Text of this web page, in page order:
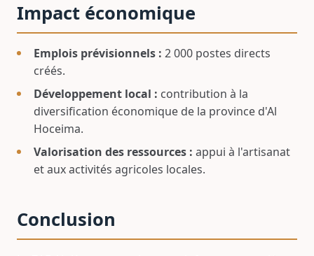
Impact économique
Emplois prévisionnels : 2 000 postes directs
créés.
Développement local : contribution à la
diversification économique de la province d'Al
Hoceima.
Valorisation des ressources : appui à l'artisanat
et aux activités agricoles locales.
Conclusion